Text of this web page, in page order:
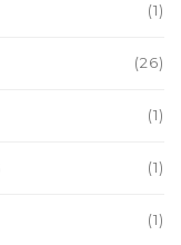
(1)
(26)
(1)
(1)
(1)